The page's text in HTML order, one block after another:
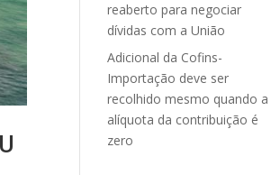
reaberto para negociar
dívidas com a União
Adicional da Cofins-
Importação deve ser
recolhido mesmo quando a
alíquota da contribuição é
zero